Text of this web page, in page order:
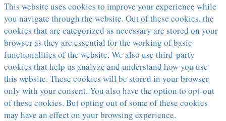
This website uses cookies to improve your experience while
you navigate through the website. Out of these cookies, the
cookies that are categorized as necessary are stored on your
browser as they are essential for the working of basic
functionalities of the website. We also use third-party
cookies that help us analyze and understand how you use
this website. These cookies will be stored in your browser
only with your consent. You also have the option to opt-out
of these cookies. But opting out of some of these cookies
may have an effect on your browsing experience.